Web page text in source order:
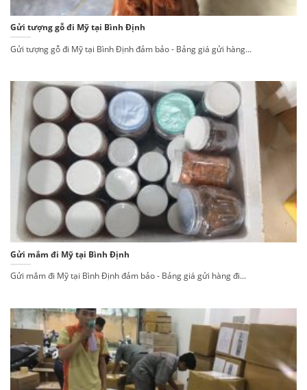
Gửi tượng gỗ đi Mỹ tại Bình Định
Gửi tượng gỗ đi Mỹ tại Bình Định đảm bảo - Bảng giá gửi hàng...
Gửi mắm đi Mỹ tại Bình Định
Gửi mắm đi Mỹ tại Bình Định đảm bảo - Bảng giá gửi hàng đi...